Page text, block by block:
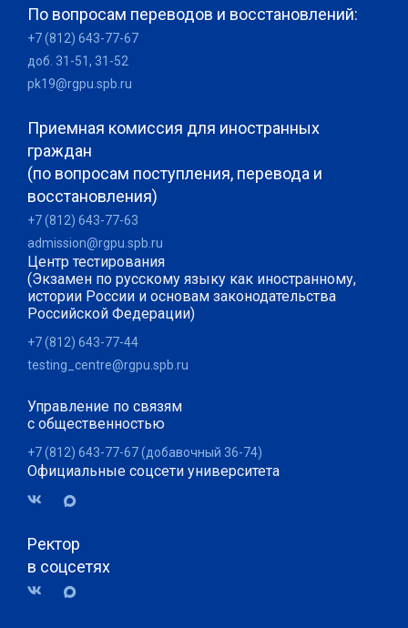
По вопросам переводов и восстановлений:
+7 (812) 643-77-67
доб. 31-51, 31-52
pk19@rgpu.spb.ru
Приемная комиссия для иностранных
граждан
(по вопросам поступления, перевода и
восстановления)
+7 (812) 643-77-63
admission@rgpu.spb.ru
Центр тестирования
(Экзамен по русскому языку как иностранному,
истории России и основам законодательства
Российской Федерации)
+7 (812) 643-77-44
testing_centre@rgpu.spb.ru
Управление по связям
с общественностью
+7 (812) 643-77-67 (добавочный 36-74)
Официальные соцсети университета
Ректор
в соцсетях